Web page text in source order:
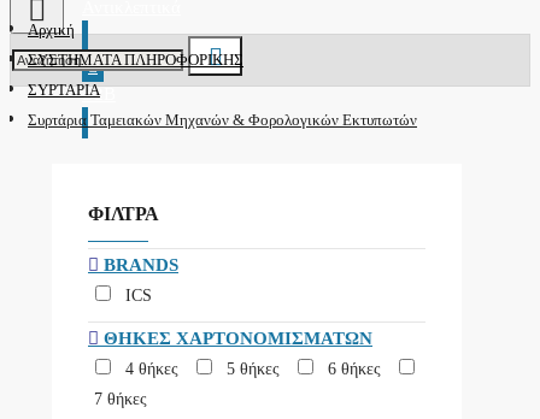
B2B
Αρχική
ΣΥΣΤΗΜΑΤΑ ΠΛΗΡΟΦΟΡΙΚΗΣ
ΣΥΡΤΑΡΙΑ
Συρτάρια Ταμειακών Μηχανών & Φορολογικών Εκτυπωτών
ΦΙΛΤΡΑ
BRANDS
ICS
ΘΉΚΕΣ ΧΑΡΤΟΝΟΜΙΣΜΆΤΩΝ
4 θήκες 5 θήκες
6 θήκες
7 θήκες